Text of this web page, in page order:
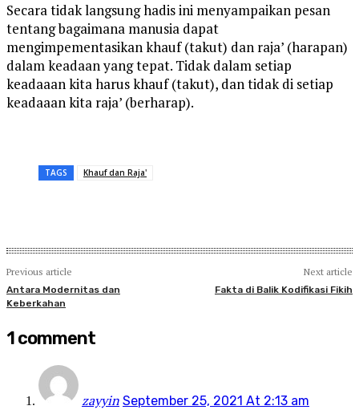
Secara tidak langsung hadis ini menyampaikan pesan
tentang bagaimana manusia dapat
mengimpementasikan khauf (takut) dan raja’ (harapan)
dalam keadaan yang tepat. Tidak dalam setiap
keadaaan kita harus khauf (takut), dan tidak di setiap
keadaaan kita raja’ (berharap).
TAGS Khauf dan Raja'
Previous article
Antara Modernitas dan
Keberkahan
Next article
Fakta di Balik Kodifikasi Fikih
1 comment
zayyin September 25, 2021 At 2:13 am